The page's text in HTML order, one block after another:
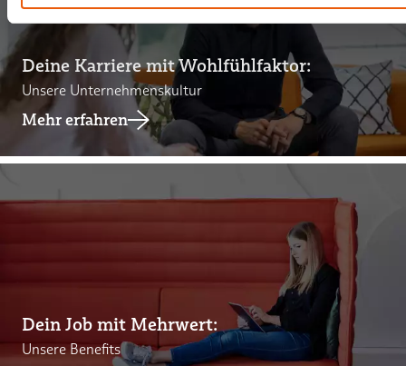
Deine Karriere mit Wohlfühlfaktor:
Unsere Unternehmenskultur
Mehr erfahren
Dein Job mit Mehrwert:
Unsere Benefits